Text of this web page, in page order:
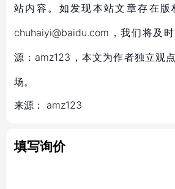
站内容。如发现本站文章存在版
chuhaiyi@baidu.com，我们将及
源：amz123，本文为作者独立观
场。
来源： amz123
填写询价